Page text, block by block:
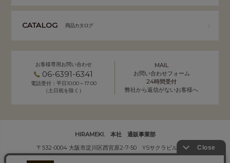
CATALOG 商品カタログ
お客様専用お問い合わせ
06-6391-6341
電話受付：平日10:00～17:00
（土日祝を除く）
MAIL
お問い合わせフォーム
24時間受付
弊社から返信がないお客様へ
HIRAMEKI. 本社 通販事業部
〒532-0004 大阪市淀川区西宮原2-7-50 YSサクラビル B1F
株式会社サクラ衣料 HIRAMEKI.事業部